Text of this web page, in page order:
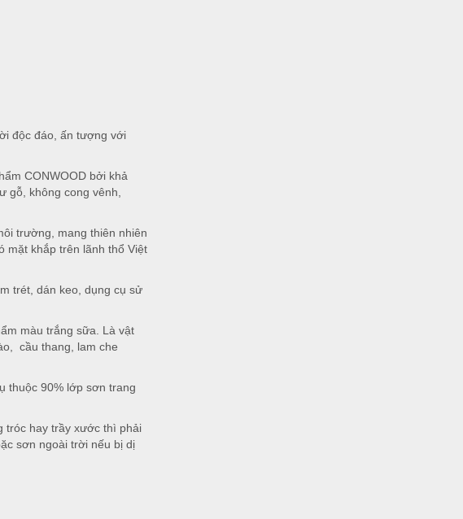
độc đáo, ấn tượng với
CONWOOD bởi khả
gỗ, không cong vênh,
trường, mang thiên nhiên
mặt khắp trên lãnh thổ Việt
trét, dán keo, dụng cụ sử
màu trắng sữa. Là vật
cầu thang, lam che
thuộc 90% lớp sơn trang
tróc hay trầy xước thì phải
sơn ngoài trời nếu bị dị